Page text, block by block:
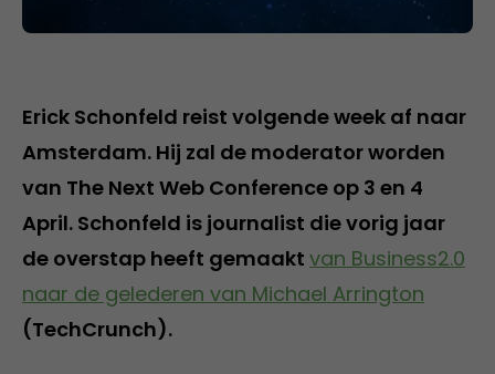
Erick Schonfeld reist volgende week af naar
Amsterdam. Hij zal de moderator worden
van The Next Web Conference op 3 en 4
April. Schonfeld is journalist die vorig jaar
de overstap heeft gemaakt van Business2.0
naar de gelederen van Michael Arrington
(TechCrunch).